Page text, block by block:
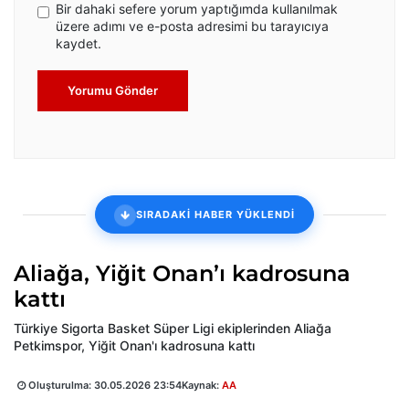
Bir dahaki sefere yorum yaptığımda kullanılmak
üzere adımı ve e-posta adresimi bu tarayıcıya
kaydet.
Yorumu Gönder
SIRADAKİ HABER YÜKLENDİ
Aliağa, Yiğit Onan’ı kadrosuna
kattı
Türkiye Sigorta Basket Süper Ligi ekiplerinden Aliağa
Petkimspor, Yiğit Onan'ı kadrosuna kattı
Oluşturulma: 30.05.2026 23:54Kaynak: AA